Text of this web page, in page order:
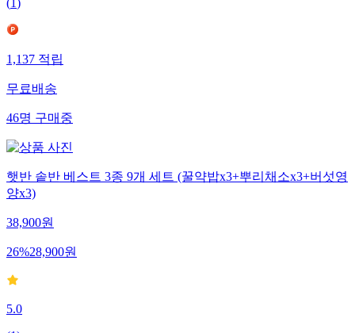
(1)
1,137적립
무료배송
46명구매중
햇반 솥반 베스트 3종 9개 세트 (꿀약밥x3+뿌리채소x3+버섯영
양x3)
38,900원
26%28,900원
5.0